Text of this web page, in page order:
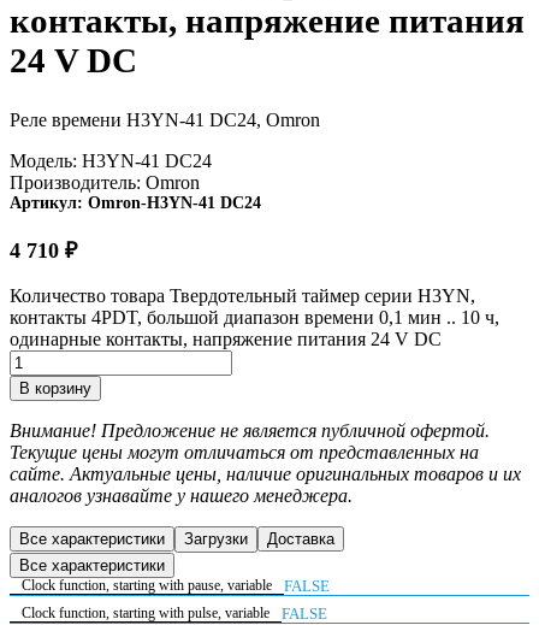
контакты, напряжение питания
24 V DC
Реле времени H3YN-41 DC24, Omron
Модель: H3YN-41 DC24
Производитель: Omron
Артикул: Omron-H3YN-41 DC24
4 710 ₽
Количество товара Твердотельный таймер серии H3YN,
контакты 4PDT, большой диапазон времени 0,1 мин .. 10 ч,
одинарные контакты, напряжение питания 24 V DC
В корзину
Внимание! Предложение не является публичной офертой.
Текущие цены могут отличаться от представленных на
сайте. Актуальные цены, наличие оригинальных товаров и их
аналогов узнавайте у нашего менеджера.
Все характеристики Загрузки
Доставка
Все характеристики
Clock function, starting with pause, variable FALSE
Clock function, starting with pulse, variable FALSE